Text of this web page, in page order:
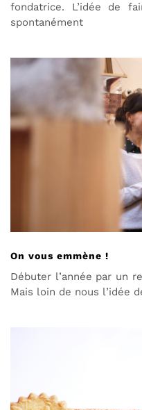
fondatrice. L’idée de
spontanément
On vous emmène !
Débuter l’année par un
Mais loin de nous l’idée